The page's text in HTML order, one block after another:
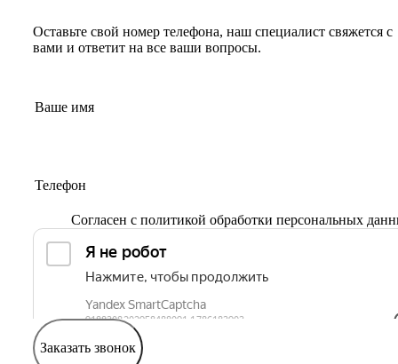
Оставьте свой номер телефона, наш специалист свяжется с
вами и ответит на все ваши вопросы.
Согласен с политикой обработки персональных
Заказать звонок